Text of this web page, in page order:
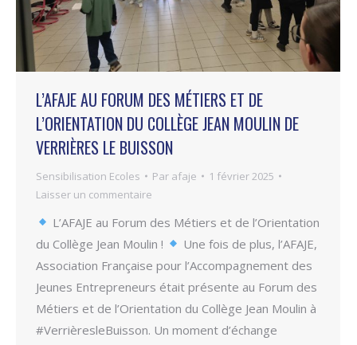
L’AFAJE AU FORUM DES MÉTIERS ET DE
L’ORIENTATION DU COLLÈGE JEAN MOULIN DE
VERRIÈRES LE BUISSON
Sensibilisation Ecoles Par afaje
1 février 2025
Laisser un commentaire
L’AFAJE au Forum des Métiers et de l’Orientation
du Collège Jean Moulin !
Une fois de plus, l’AFAJE,
Association Française pour l’Accompagnement des
Jeunes Entrepreneurs était présente au Forum des
Métiers et de l’Orientation du Collège Jean Moulin à
#VerrièresleBuisson. Un moment d’échange